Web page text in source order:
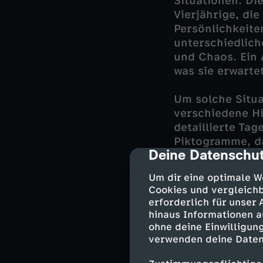
cmp-dialog-
Deine
Um dir eine optimale
Cookies und
erforderlich für unser
hinaus Informationen
ohne deine
verwenden deine
Vierjährige, die
und Chaos. Ein
was sie
Um solche
verschiedene
detaillierte
Piktogramme,
können. Seit
Leben im
Psychische